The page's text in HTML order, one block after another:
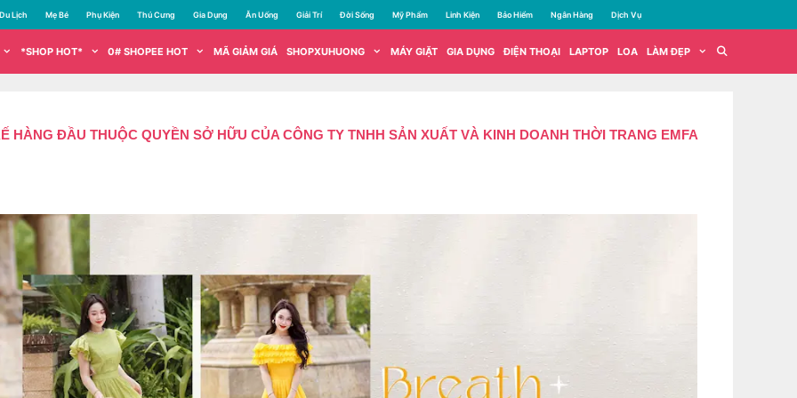
Du Lịch Mẹ Bé Phụ Kiện Thú Cưng Gia Dụng Ăn Uống Giải Trí Đời Sống Mỹ Phẩm Linh Kiện Bảo Hiểm Ngân Hàng Dịch Vụ
*SHOP HOT* 0# SHOPEE HOT MÃ GIẢM GIÁ SHOPXUHUONG MÁY GIẶT GIA DỤNG ĐIỆN THOẠI LAPTOP LOA LÀM ĐẸP
HÀNG ĐẦU THUỘC QUYỀN SỞ HỮU CỦA CÔNG TY TNHH SẢN XUẤT VÀ KINH DOANH THỜI TRANG EMFA